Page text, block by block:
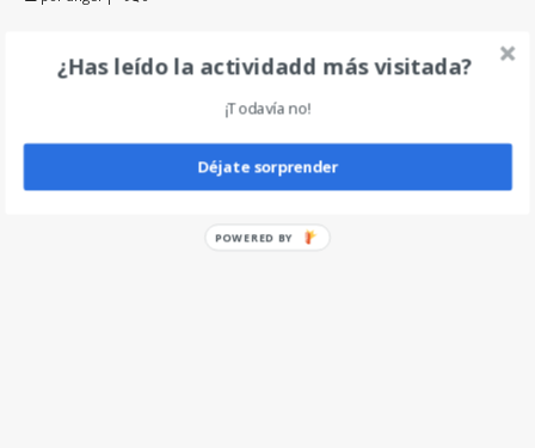
Deja un comentario
¿Has leído la actividadd más visitada?
¡Todavía no!
Déjate sorprender
POWERED BY